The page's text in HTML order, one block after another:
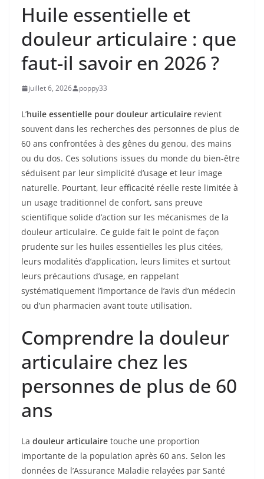
Huile essentielle et
douleur articulaire : que
faut-il savoir en 2026 ?
juillet 6, 2026 poppy33
L’huile essentielle pour douleur articulaire revient
souvent dans les recherches des personnes de plus de
60 ans confrontées à des gênes du genou, des mains
ou du dos. Ces solutions issues du monde du bien-être
séduisent par leur simplicité d’usage et leur image
naturelle. Pourtant, leur efficacité réelle reste limitée à
un usage traditionnel de confort, sans preuve
scientifique solide d’action sur les mécanismes de la
douleur articulaire. Ce guide fait le point de façon
prudente sur les huiles essentielles les plus citées,
leurs modalités d’application, leurs limites et surtout
leurs précautions d’usage, en rappelant
systématiquement l’importance de l’avis d’un médecin
ou d’un pharmacien avant toute utilisation.
Comprendre la douleur
articulaire chez les
personnes de plus de 60
ans
La douleur articulaire touche une proportion
importante de la population après 60 ans. Selon les
données de l’Assurance Maladie relayées par Santé